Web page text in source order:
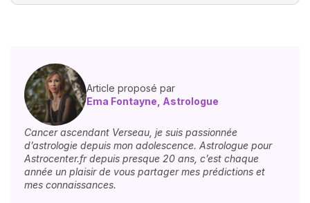
Article proposé par
Ema Fontayne, Astrologue
Cancer ascendant Verseau, je suis passionnée
d’astrologie depuis mon adolescence. Astrologue pour
Astrocenter.fr depuis presque 20 ans, c’est chaque
année un plaisir de vous partager mes prédictions et
mes connaissances.